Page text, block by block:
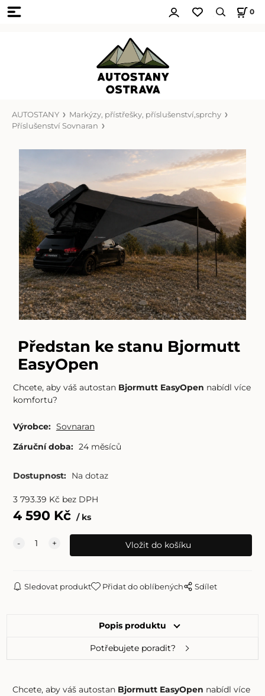
0
AUTOSTANY
Markýzy, přístřešky, příslušenství,sprchy
Příslušenství Sovnaran
Předstan ke stanu Bjormutt
EasyOpen
Chcete, aby váš autostan Bjormutt EasyOpen nabídl více
komfortu?
Výrobce: Sovnaran
Záruční doba: 24 měsíců
Dostupnost: Na dotaz
3 793.39 Kč bez DPH
4 590 Kč ks
Sledovat produkt Přidat do oblíbených Sdílet
Popis produktu
Potřebujete poradit?
Chcete, aby váš autostan Bjormutt EasyOpen nabídl více